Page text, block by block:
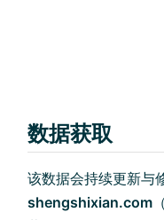
数据获取
该数据会持续更新与
shengshixian.com （